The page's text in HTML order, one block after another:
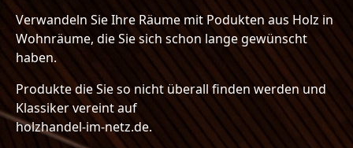
Verwandeln Sie Ihre Räume mit Podukten aus Holz in
Wohnräume, die Sie sich schon lange gewünscht
haben.
Produkte die Sie so nicht überall finden werden und
Klassiker vereint auf
holzhandel-im-netz.de.